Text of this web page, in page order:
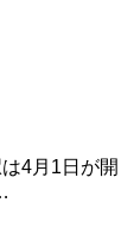
4月1日が開